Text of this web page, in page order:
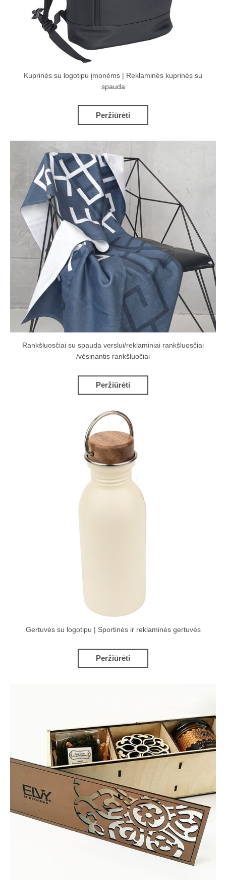
Kuprinės su logotipu įmonėms | Reklaminės kuprinės su
spauda
Peržiūrėti
Rankšluosčiai su spauda verslui/reklaminiai rankšluosčiai
/vėsinantis rankšluočiai
Peržiūrėti
Gertuvės su logotipu | Sportinės ir reklaminės gertuvės
Peržiūrėti